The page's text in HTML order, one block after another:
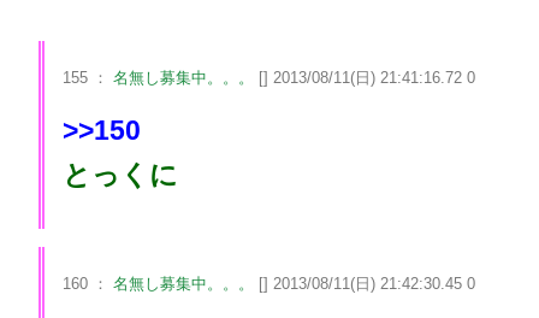
155 ： 名無し募集中。。。 [] 2013/08/11(日) 21:41:16.72 0
>>150
とっくに
160 ： 名無し募集中。。。 [] 2013/08/11(日) 21:42:30.45 0